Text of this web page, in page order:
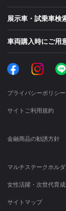
展示車・試乗車検
車両購入時にご用
Facebook
プライバシーポリシー
サイトご利用規約
金融商品の勧誘方針
マルチステークホル
女性活躍・次世代育成
サイトマップ